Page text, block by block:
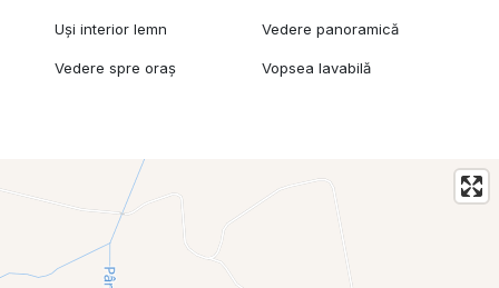
Uși interior lemn Vedere panoramică
Vedere spre oraș Vopsea lavabilă